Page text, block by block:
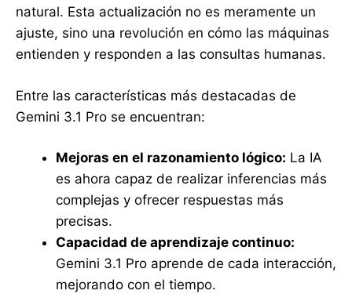
natural. Esta actualización no es meramente un
ajuste, sino una revolución en cómo las máquinas
entienden y responden a las consultas humanas.
Entre las características más destacadas de
Gemini 3.1 Pro se encuentran:
Mejoras en el razonamiento lógico: La IA
es ahora capaz de realizar inferencias más
complejas y ofrecer respuestas más
precisas.
Capacidad de aprendizaje continuo:
Gemini 3.1 Pro aprende de cada interacción,
mejorando con el tiempo.